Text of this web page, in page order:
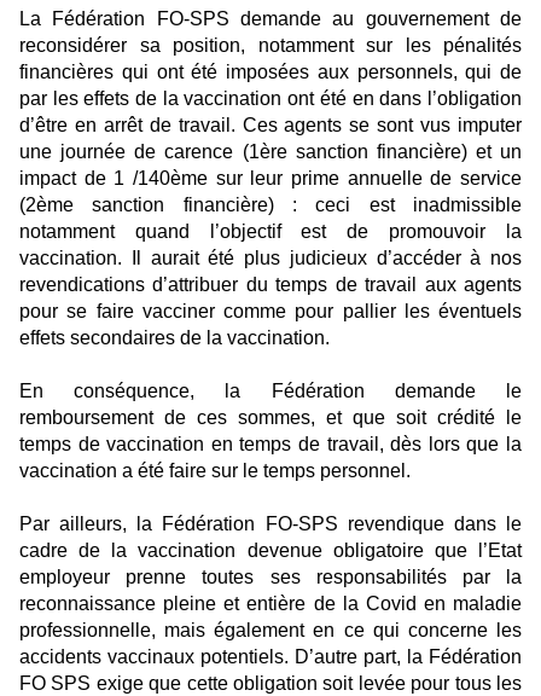
La Fédération FO-SPS demande au gouvernement de
reconsidérer sa position, notamment sur les pénalités
financières qui ont été imposées aux personnels, qui de
par les effets de la vaccination ont été en dans l’obligation
d’être en arrêt de travail. Ces agents se sont vus imputer
une journée de carence (1ère sanction financière) et un
impact de 1 /140ème sur leur prime annuelle de service
(2ème sanction financière) : ceci est inadmissible
notamment quand l’objectif est de promouvoir la
vaccination. Il aurait été plus judicieux d’accéder à nos
revendications d’attribuer du temps de travail aux agents
pour se faire vacciner comme pour pallier les éventuels
effets secondaires de la vaccination.
En conséquence, la Fédération demande le
remboursement de ces sommes, et que soit crédité le
temps de vaccination en temps de travail, dès lors que la
vaccination a été faire sur le temps personnel.
Par ailleurs, la Fédération FO-SPS revendique dans le
cadre de la vaccination devenue obligatoire que l’Etat
employeur prenne toutes ses responsabilités par la
reconnaissance pleine et entière de la Covid en maladie
professionnelle, mais également en ce qui concerne les
accidents vaccinaux potentiels. D’autre part, la Fédération
FO SPS exige que cette obligation soit levée pour tous les